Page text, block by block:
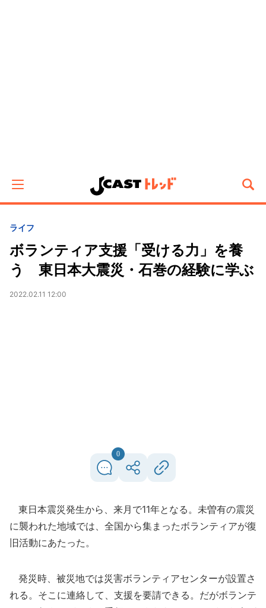
ライフ
ボランティア支援「受ける力」を養
う 東日本大震災・石巻の経験に学ぶ
2022.02.11 12:00
0
東日本震災発生から、来月で11年となる。未曽有の震災
に襲われた地域では、全国から集まったボランティアが復
旧活動にあたった。
発災時、被災地では災害ボランティアセンターが設置さ
れる。そこに連絡して、支援を要請できる。だがボランテ